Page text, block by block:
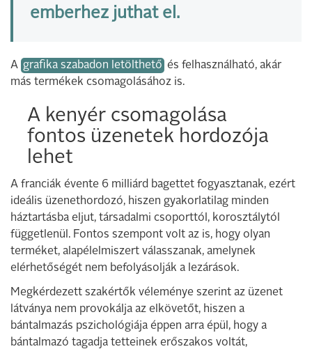
emberhez juthat el.
A grafika szabadon letölthető és felhasználható, akár
más termékek csomagolásához is.
A kenyér csomagolása
fontos üzenetek hordozója
lehet
A franciák évente 6 milliárd bagettet fogyasztanak, ezért
ideális üzenethordozó, hiszen gyakorlatilag minden
háztartásba eljut, társadalmi csoporttól, korosztálytól
függetlenül. Fontos szempont volt az is, hogy olyan
terméket, alapélelmiszert válasszanak, amelynek
elérhetőségét nem befolyásolják a lezárások.
Megkérdezett szakértők véleménye szerint az üzenet
látványa nem provokálja az elkövetőt, hiszen a
bántalmazás pszichológiája éppen arra épül, hogy a
bántalmazó tagadja tetteinek erőszakos voltát,